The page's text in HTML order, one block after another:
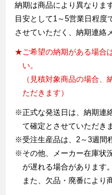
納期は商品により異なります
目安として1～5営業日程度
させていただく、納期連絡
★ご希望の納期がある場合
い。
（見積対象商品の場合
ただきます）
※正式な発送日は、納期連
て確定とさせていただき
※受注生産品は、2～3週間
※その他、メーカー在庫状
が遅れる場合があります。
また、欠品・廃番により